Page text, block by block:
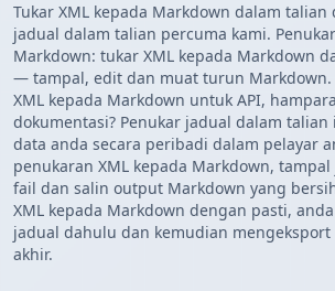
Tukar XML kepada Markdown dalam
jadual dalam talian percuma kami.
Markdown: tukar XML kepada Markdown
— tampal, edit dan muat turun Markdown.
XML kepada Markdown untuk API,
dokumentasi? Penukar jadual dalam
data anda secara peribadi dalam pelayar
penukaran XML kepada Markdown,
fail dan salin output Markdown yang
XML kepada Markdown dengan pasti,
jadual dahulu dan kemudian
akhir.